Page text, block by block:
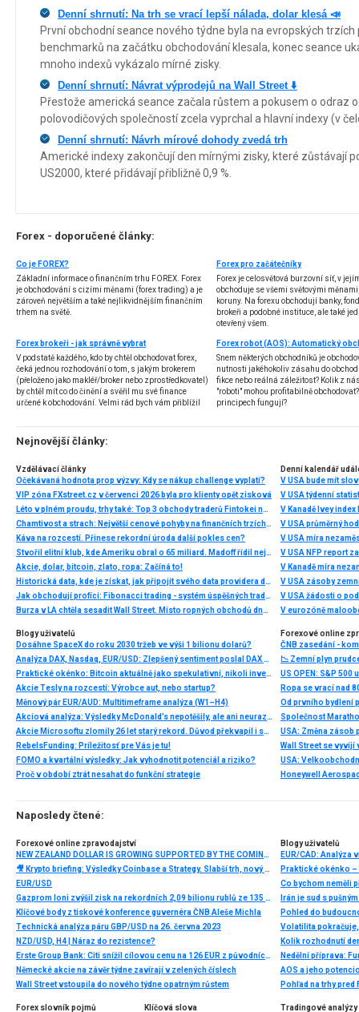
Denní shrnutí: Na trh se vrací lepší nálada, dolar klesá 📣
První obchodní seance nového týdne byla na evropských
benchmarků na začátku obchodování klesala, konec seance
mnoho indexů vykázalo mírné zisky.
Denní shrnutí: Návrat výprodejů na Wall Street ⬇️
Přestože americká seance začala růstem a pokusem o odraz
polovodičových společností zcela vyprchal a hlavní indexy (v
Denní shrnutí: Návrh mírové dohody zvedá trh
Americké indexy zakončují den mírnými zisky, které zůstávají
US2000, které přidávají přibližně 0,9 %.
Forex - doporučené články:
Co je FOREX?
Základní informace o finančním trhu FOREX. Forex
je obchodování s cizími měnami (forex trading) a je
zároveň největším a také nejlikvidnějším finančním
trhem na světě.
Forex pro začátečníky
Forex je celosvětová burzovní síť, v
obchoduje se všemi světovými
koruny. Na forexu obchodují banky,
brokeři a podobné instituce, ale také
otevřený všem.
Forex brokeři - jak správně vybrat
V podstatě každého, kdo by chtěl obchodovat forex,
čeká jednou rozhodování o tom, s jakým brokerem
(přeloženo jako makléř/broker nebo zprostředkovatel)
by chtěl mít co do činění a svěřil mu své finance
určené k obchodování. Velmi rád bych vám přiblížil
několik příkladů nejznámějších z nich.
Snem některých obchodníků je
nutnosti jakéhokoliv zásahu do
fikce nebo reálná záležitost? Kolik z
"roboti" mohou profitabilně
principech fungují?
Nejnovější články:
Vzdělávací články
Očekávaná hodnota prop výzvy: Kdy se nákup challenge vyplatí?
VIP zóna FXstreet.cz v červenci 2026 byla pro klienty opět zisková
Léto v plném proudu, trhy také: Top 3 obchody traderů Fintokei na indexech a zlatě
Chamtivost a strach: Největší cenové pohyby na finančních trzích (červenec 2026)
Káva na rozcestí. Přinese rekordní úroda další pokles cen?
Stvořil elitní klub, kde Ameriku obral o 65 miliard. Madoff řídil největší Ponzi dějin
Akcie, dolar, bitcoin, zlato, ropa: Začíná to!
Historická data, kde je získat, jak připojit svého data providera do MultiCharts a proč je budeme potřebovat? (4. díl)
Jak obchodují profíci: Fibonacci trading - systém úspěšných traderů
Burza v LA chtěla sesadit Wall Street. Místo ropných obchodů dnes místem duní basy
Denní kalendář
V USA bude mít
V USA týdenní
V Kanadě Ivey index
V USA průměrný
V USA míra
V USA NFP report
V Kanadě míra
V USA zásoby
V USA žádosti o
V eurozóně
Blogy uživatelů
Dosáhne SpaceX do roku 2030 tržeb ve výši 1 bilionu dolarů?
Analýza DAX, Nasdaq, EUR/USD: Zlepšený sentiment poslal DAX na nová maxima
Praktické okénko: Bitcoin aktuálně jako spekulativní, nikoli investiční aktivum
Akcie Tesly na rozcestí: Výrobce aut, nebo startup?
Měnový pár EUR/AUD: Multitimeframe analýza (W1–H4)
Akciová analýza: Výsledky McDonald’s nepotěšily, ale ani neurazily. Jakou vizi společnost prezentovala?
Akcie Microsoftu zlomily 26 let starý rekord. Důvod překvapil i samotné investory
RebelsFunding: Príležitosť pre Vás je tu!
FOMO a kvartální výsledky: Jak vyhodnotit potenciál a riziko?
Proč v období ztrát nesahat do funkční strategie
Forexové online
ČNB zasedání -
📉 Zemní plyn
Ropa se vrací nad
Naposledy čtené:
Forexové online zpravodajství
NEW ZEALAND DOLLAR IS GROWING SUPPORTED BY THE COMING INCREASE OF THE INTEREST RATE
🎥 Krypto briefing: Výsledky Coinbase a Strategy. Slabší trh, nový plán MSTR
EUR/USD
Gazprom loni zvýšil zisk na rekordních 2,09 bilionu rublů ze 135 miliard
Klíčové body z tiskové konference guvernéra ČNB Aleše Michla
Technická analýza páru GBP/USD na 26. června 2023
NZD/USD, H4 | Náraz do rezistence?
Erste Group Bank: Citi snížil cílovou cenu na 126 EUR z původních 130 EUR
Německé akcie na závěr týdne zavírají v zelených číslech
Wall Street vstoupila do nového týdne opatrným růstem
Blogy uživatelů
EUR/CAD: Analýza
Praktické okénko
Co bychom neměli
Irán je sud s
Pohled do
Kolik rozhodnutí
Nedělní příprava:
AOS a jeho
Pohľad na trhy pred
Forex slovník pojmů Klíčová slova Tradingové analýzy